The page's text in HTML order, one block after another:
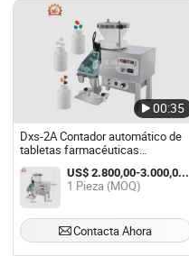
00:35
Dxs-2A Contador automático de
tabletas farmacéuticas
pequeñas, máquina de conteo de
cápsulas
US$ 2.800,00-3.000,00 / Pieza
1 Pieza (MOQ)
Contacta Ahora